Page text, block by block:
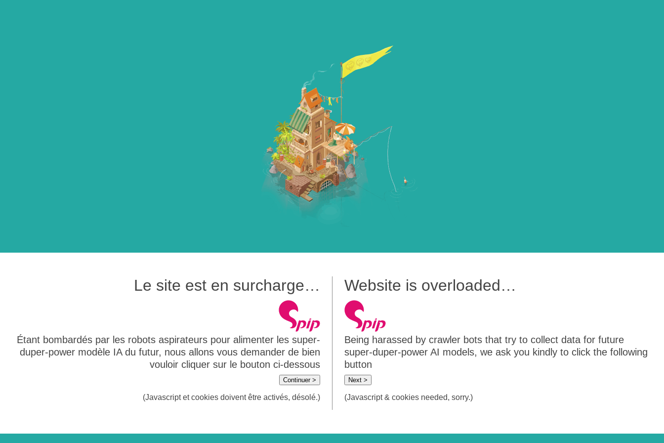
Le site est en surcharge…
Étant bombardés par les robots aspirateurs pour alimenter les super-
duper-power modèle IA du futur, nous allons vous demander de bien
vouloir cliquer sur le bouton ci-dessous
Continuer >
(Javascript et cookies doivent être activés, désolé.)
Website is overloaded…
Being harassed by crawler bots that try to collect data for future
super-duper-power AI models, we ask you kindly to click the following
button
Next >
(Javascript & cookies needed, sorry.)